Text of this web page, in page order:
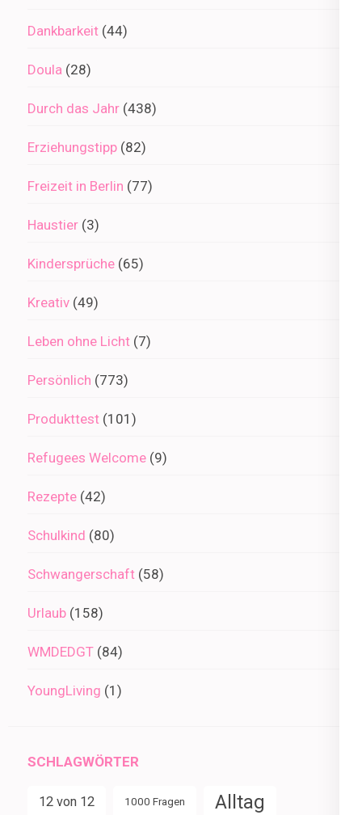
Dankbarkeit (44)
Doula (28)
Durch das Jahr (438)
Erziehungstipp (82)
Freizeit in Berlin (77)
Haustier (3)
Kindersprüche (65)
Kreativ (49)
Leben ohne Licht (7)
Persönlich (773)
Produkttest (101)
Refugees Welcome (9)
Rezepte (42)
Schulkind (80)
Schwangerschaft (58)
Urlaub (158)
WMDEDGT (84)
YoungLiving (1)
SCHLAGWÖRTER
12 von 12 1000 Fragen Alltag